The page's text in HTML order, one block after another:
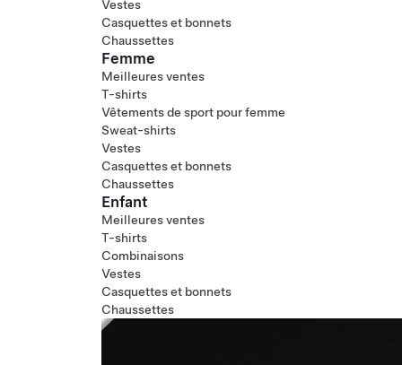
Vestes
Casquettes et bonnets
Chaussettes
Femme
Meilleures ventes
T-shirts
Vêtements de sport pour femme
Sweat-shirts
Vestes
Casquettes et bonnets
Chaussettes
Enfant
Meilleures ventes
T-shirts
Combinaisons
Vestes
Casquettes et bonnets
Chaussettes